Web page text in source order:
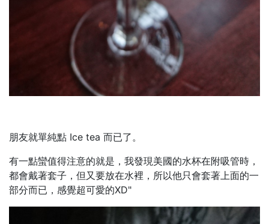
朋友就單純點 Ice tea 而已了。
有一點蠻值得注意的就是，我發現美國的水杯在附吸管時，
都會戴著套子，但又要放在水裡，所以他只會套著上面的一
部分而已，感覺超可愛的XD"